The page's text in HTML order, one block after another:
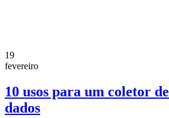
19
fevereiro
10 usos para um coletor de
dados